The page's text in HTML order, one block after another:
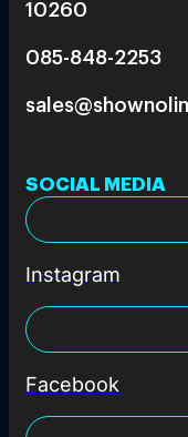
10260
085-848-2253
SOCIAL MEDIA
Instagram
Facebook